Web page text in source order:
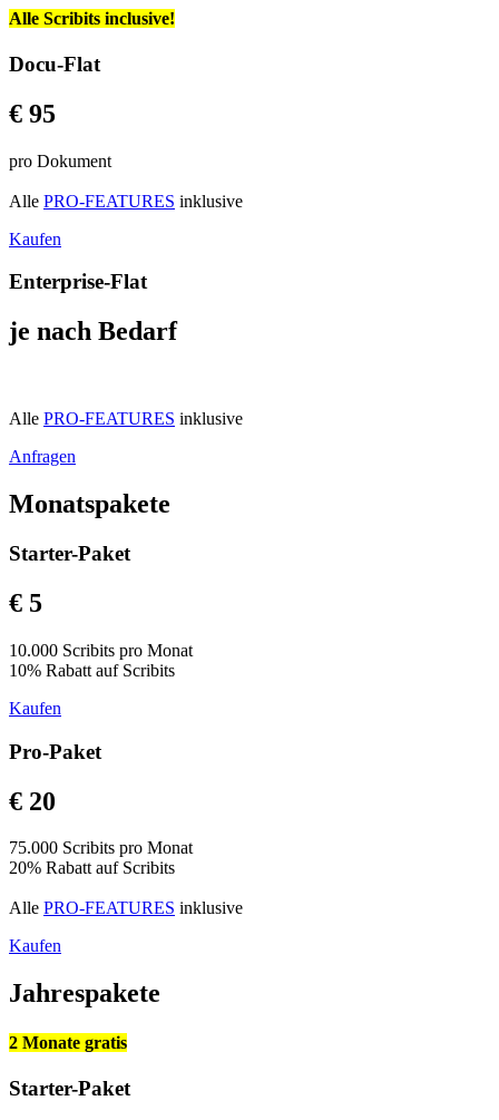
Alle Scribits inclusive!
Docu-Flat
€ 95
pro Dokument
Alle PRO-FEATURES inklusive
Kaufen
Enterprise-Flat
je nach Bedarf
Alle PRO-FEATURES inklusive
Anfragen
Monatspakete
Starter-Paket
€ 5
10.000 Scribits pro Monat
10% Rabatt auf Scribits
Kaufen
Pro-Paket
€ 20
75.000 Scribits pro Monat
20% Rabatt auf Scribits
Alle PRO-FEATURES inklusive
Kaufen
Jahrespakete
2 Monate gratis
Starter-Paket